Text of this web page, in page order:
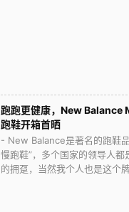
跑跑更健康，New Balance
跑鞋开箱首晒
- New Balance是著名的跑鞋
慢跑鞋”，多个国家的领导人
的拥趸，当然我个人也是这个